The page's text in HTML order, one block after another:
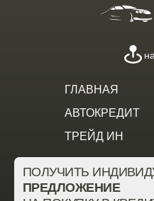
ГЛАВНАЯ
АВТОКРЕДИТ
ТРЕЙД ИН
ПОЛУЧИТЬ
ПРЕДЛОЖЕНИЕ